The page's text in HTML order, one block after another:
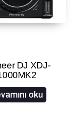
DJ XDJ-
oku